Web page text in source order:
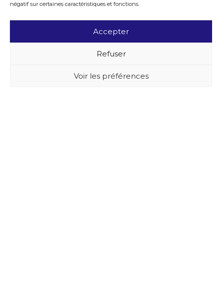
négatif sur certaines caractéristiques et fonctions.
Accepter
Refuser
Voir les préférences